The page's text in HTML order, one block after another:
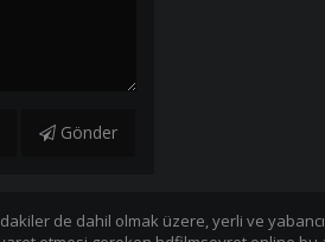
Gönder
de dahil olmak üzere, yerli ve